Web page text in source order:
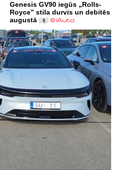
Genesis GV90 iegūs „Rolls-
Royce” stila durvis un debitēs
augustā
5